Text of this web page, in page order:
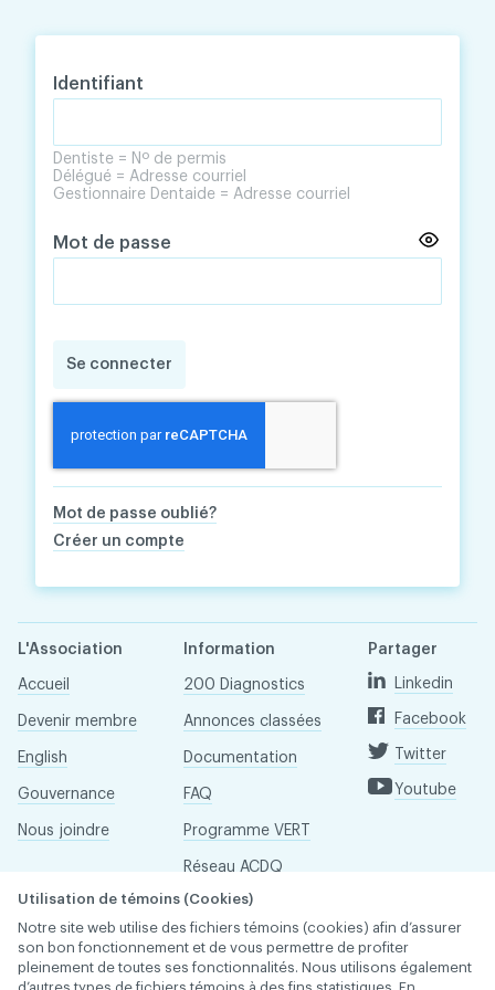
Identifiant
Dentiste = Nº de permis
Délégué = Adresse courriel
Gestionnaire Dentaide = Adresse courriel
Mot de passe
Se connecter
Mot de passe oublié?
Créer un compte
L'Association
Accueil
Devenir membre
English
Gouvernance
Nous joindre
Information
200 Diagnostics
Annonces classées
Documentation
FAQ
Programme VERT
Réseau ACDQ
Salle de presse
À propos
Partager
Linkedin
Facebook
Twitter
Youtube
Utilisation de témoins (Cookies)
Notre site web utilise des fichiers témoins (cookies) afin d’assurer
son bon fonctionnement et de vous permettre de profiter
pleinement de toutes ses fonctionnalités. Nous utilisons également